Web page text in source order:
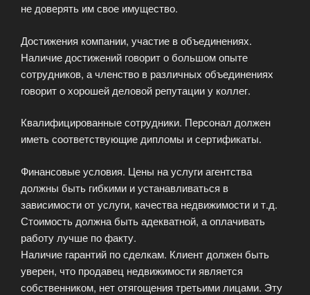
не доверять им свое имущество.
Достижения компании, участие в объединениях.
Наличие достижений говорит о большом опыте
сотрудников, а членство в различных объединениях
говорит о хорошей деловой репутации у коллег.
Квалифицированные сотрудники. Персонал должен
иметь соответствующие дипломы и сертификаты.
Финансовые условия. Цены на услуги агентства
должны быть гибкими и устанавливаться в
зависимости от услуги, качества недвижимости и т.д.
Стоимость должна быть адекватной, а оплачивать
работу лучше по факту.
Наличие гарантий по сделкам. Клиент должен быть
уверен, что продавец недвижимости является
собственником, нет отягощения третьими лицами. Эту